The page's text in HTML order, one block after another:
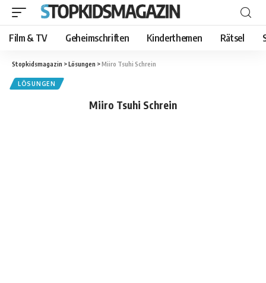
Film & TV Geheimschriften Kinderthemen Rätsel
Stopkidsmagazin >Lösungen >Miiro Tsuhi Schrein
LÖSUNGEN
Miiro Tsuhi Schrein